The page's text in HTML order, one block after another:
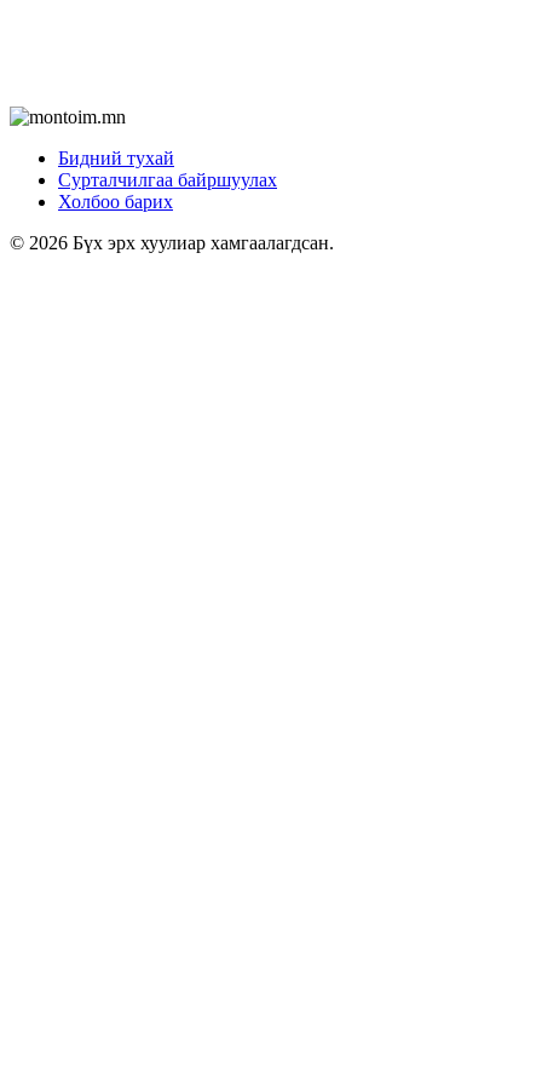
Бидний тухай
Сурталчилгаа байршуулах
Холбоо барих
© 2026 Бүх эрх хуулиар хамгаалагдсан.